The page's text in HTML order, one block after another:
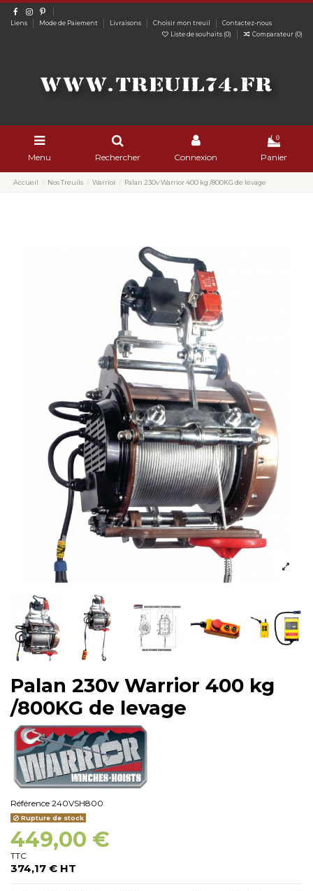
Liens Mode de Paiement Livraisons Choisir mon treuil
Contactez-nous
Liste de souhaits (0) Comparateur (0)
Menu Rechercher Connexion
0
Panier
Accueil Nos Treuils Warrior Palan 230v Warrior 400 kg /800KG de levage
Palan 230v Warrior 400 kg
/800KG de levage
Référence 240VSH800
Rupture de stock
449,00 €
TTC
374,17 € HT